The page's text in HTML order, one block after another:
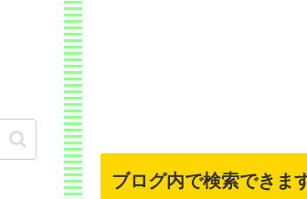
ブログ内で検索できます